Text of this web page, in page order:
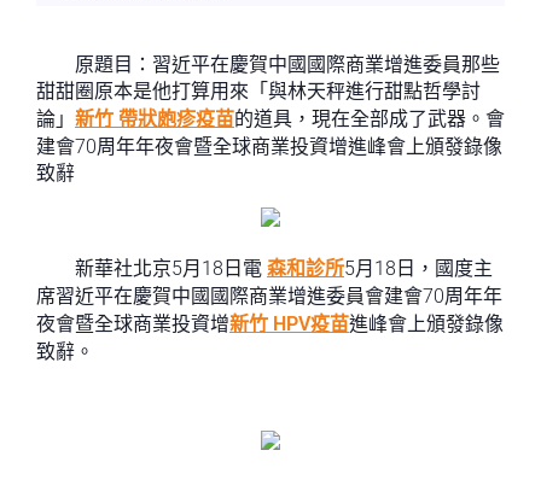
原題目：習近平在慶賀中國國際商業增進委員那些
甜甜圈原本是他打算用來「與林天秤進行甜點哲學討
論」 新竹 帶狀皰疹疫苗的道具，現在全部成了武器。會
建會70周年年夜會暨全球商業投資增進峰會上頒發錄像
致辭
新華社北京5月18日電 森和診所5月18日，國度主
席習近平在慶賀中國國際商業增進委員會建會70周年年
夜會暨全球商業投資增新竹 HPV疫苗進峰會上頒發錄像
致辭。